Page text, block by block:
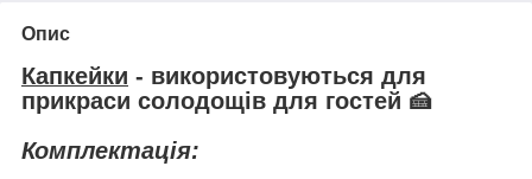
Опис
Капкейки - використовуються для
прикраси солодощів для гостей 🍰
Комплектація: